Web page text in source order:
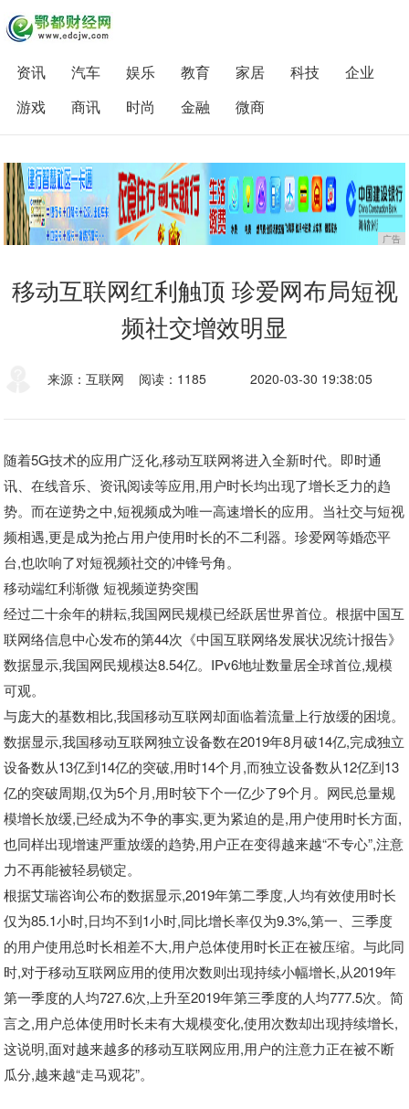
资讯 汽车 娱乐 教育 家居 科技
企业
游戏
商讯 时尚 金融 微商
广告
移动互联网红利触顶 珍爱网布局短视
频社交增效明显
来源：互联网 阅读：1185 2020-03-30 19:38:05
随着5G技术的应用广泛化,移动互联网将进入全新时代。即时通
讯、在线音乐、资讯阅读等应用,用户时长均出现了增长乏力的趋
势。而在逆势之中,短视频成为唯一高速增长的应用。当社交与短视
频相遇,更是成为抢占用户使用时长的不二利器。珍爱网等婚恋平
台,也吹响了对短视频社交的冲锋号角。
移动端红利渐微 短视频逆势突围
经过二十余年的耕耘,我国网民规模已经跃居世界首位。根据中国互
联网络信息中心发布的第44次《中国互联网络发展状况统计报告》
数据显示,我国网民规模达8.54亿。IPv6地址数量居全球首位,规模
可观。
与庞大的基数相比,我国移动互联网却面临着流量上行放缓的困境。
数据显示,我国移动互联网独立设备数在2019年8月破14亿,完成独立
设备数从13亿到14亿的突破,用时14个月,而独立设备数从12亿到13
亿的突破周期,仅为5个月,用时较下个一亿少了9个月。网民总量规
模增长放缓,已经成为不争的事实,更为紧迫的是,用户使用时长方面,
也同样出现增速严重放缓的趋势,用户正在变得越来越“不专心”,注意
力不再能被轻易锁定。
根据艾瑞咨询公布的数据显示,2019年第二季度,人均有效使用时长
仅为85.1小时,日均不到1小时,同比增长率仅为9.3%,第一、三季度
的用户使用总时长相差不大,用户总体使用时长正在被压缩。与此同
时,对于移动互联网应用的使用次数则出现持续小幅增长,从2019年
第一季度的人均727.6次,上升至2019年第三季度的人均777.5次。简
言之,用户总体使用时长未有大规模变化,使用次数却出现持续增长,
这说明,面对越来越多的移动互联网应用,用户的注意力正在被不断
瓜分,越来越“走马观花”。